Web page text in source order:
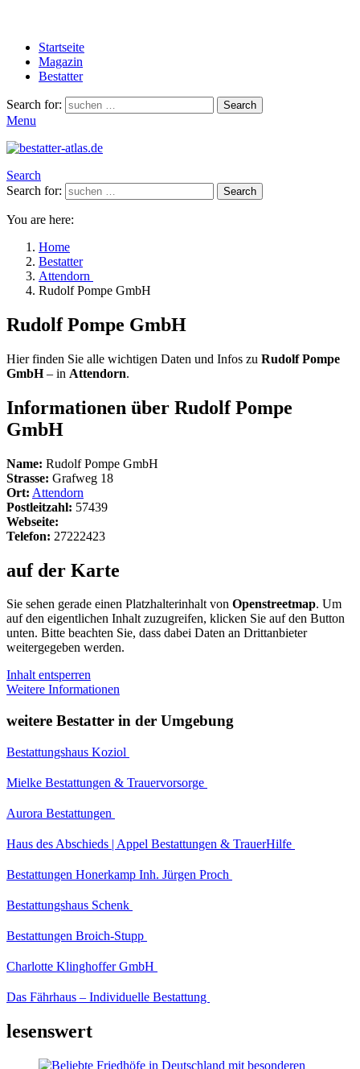
Startseite
Magazin
Bestatter
Search for: Search
Menu
Search
Search for:
Search
You are here:
Home
Bestatter
Attendorn
Rudolf Pompe GmbH
Rudolf Pompe GmbH
Hier finden Sie alle wichtigen Daten und Infos zu Rudolf Pompe
GmbH– in Attendorn.
Informationen über Rudolf Pompe
GmbH
Name: Rudolf Pompe GmbH
Strasse: Grafweg 18
Ort: Attendorn
Postleitzahl: 57439
Webseite:
Telefon: 27222423
auf der Karte
Sie sehen gerade einen Platzhalterinhalt von Openstreetmap. Um
auf den eigentlichen Inhalt zuzugreifen, klicken Sie auf den Button
unten. Bitte beachten Sie, dass dabei Daten an Drittanbieter
weitergegeben werden.
Inhalt entsperren
Weitere Informationen
weitere Bestatter in der Umgebung
Bestattungshaus Koziol
Mielke Bestattungen & Trauervorsorge
Aurora Bestattungen
Haus des Abschieds | Appel Bestattungen & TrauerHilfe
Bestattungen Honerkamp Inh. Jürgen Proch
Bestattungshaus Schenk
Bestattungen Broich-Stupp
Charlotte Klinghoffer GmbH
Das Fährhaus – Individuelle Bestattung
lesenswert